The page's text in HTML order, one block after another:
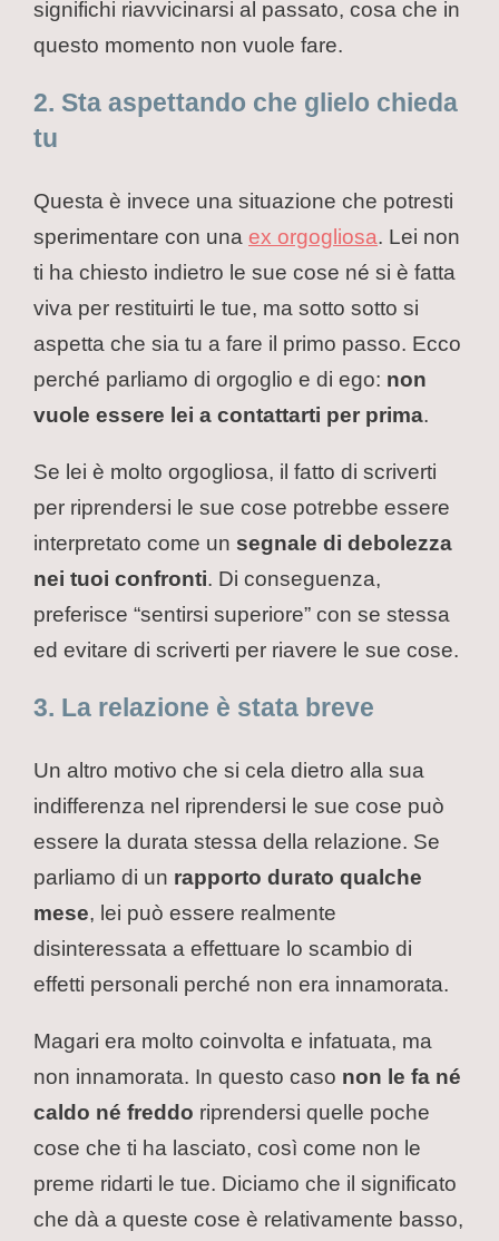
significhi riavvicinarsi al passato, cosa che in
questo momento non vuole fare.
2. Sta aspettando che glielo chieda
tu
Questa è invece una situazione che potresti
sperimentare con una ex orgogliosa. Lei non
ti ha chiesto indietro le sue cose né si è fatta
viva per restituirti le tue, ma sotto sotto si
aspetta che sia tu a fare il primo passo. Ecco
perché parliamo di orgoglio e di ego: non
vuole essere lei a contattarti per prima.
Se lei è molto orgogliosa, il fatto di scriverti
per riprendersi le sue cose potrebbe essere
interpretato come un segnale di debolezza
nei tuoi confronti. Di conseguenza,
preferisce “sentirsi superiore” con se stessa
ed evitare di scriverti per riavere le sue cose.
3. La relazione è stata breve
Un altro motivo che si cela dietro alla sua
indifferenza nel riprendersi le sue cose può
essere la durata stessa della relazione. Se
parliamo di un rapporto durato qualche
mese, lei può essere realmente
disinteressata a effettuare lo scambio di
effetti personali perché non era innamorata.
Magari era molto coinvolta e infatuata, ma
non innamorata. In questo caso non le fa né
caldo né freddo riprendersi quelle poche
cose che ti ha lasciato, così come non le
preme ridarti le tue. Diciamo che il significato
che dà a queste cose è relativamente basso,